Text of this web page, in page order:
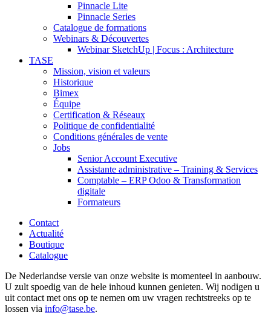
Pinnacle Lite
Pinnacle Series
Catalogue de formations
Webinars & Découvertes
Webinar SketchUp | Focus : Architecture
TASE
Mission, vision et valeurs
Historique
Bimex
Équipe
Certification & Réseaux
Politique de confidentialité
Conditions générales de vente
Jobs
Senior Account Executive
Assistante administrative – Training & Services
Comptable – ERP Odoo & Transformation
digitale
Formateurs
Contact
Actualité
Boutique
Catalogue
De Nederlandse versie van onze website is momenteel in aanbouw.
U zult spoedig van de hele inhoud kunnen genieten. Wij nodigen u
uit contact met ons op te nemen om uw vragen rechtstreeks op te
lossen via info@tase.be.